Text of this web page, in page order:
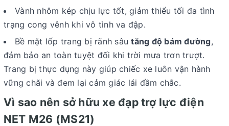
Vành nhôm kép chịu lực tốt, giảm thiểu tối đa tình
trạng cong vênh khi vô tình va đập.
Bề mặt lốp trang bị rãnh sâutăng độ bám đường,
đảm bảo an toàn tuyệt đối khi trời mưa trơn trượt.
Trang bị thực dụng này giúp chiếc xe luôn vận hành
vững chãi và đem lại cảm giác lái đầm chắc.
Vì sao nên sở hữu xe đạp trợ lực điện
NET M26 (MS21)